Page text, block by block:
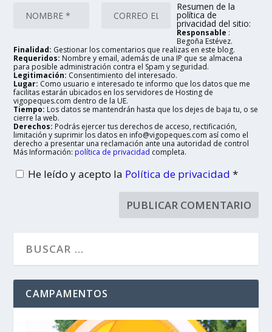
Resumen de la
política de
privacidad del sitio:
Responsable :
Begoña Estévez.
Finalidad: Gestionar los comentarios que realizas en este blog.
Requeridos: Nombre y email, además de una IP que se almacena
para posible administración contra el Spam y seguridad.
Legitimación: Consentimiento del interesado.
Lugar: Como usuario e interesado te informo que los datos que me
facilitas estarán ubicados en los servidores de Hosting de
vigopeques.com dentro de la UE.
Tiempo: Los datos se mantendrán hasta que los dejes de baja tu, o se
cierre la web.
Derechos: Podrás ejercer tus derechos de acceso, rectificación,
limitación y suprimir los datos en info@vigopeques.com así como el
derecho a presentar una reclamación ante una autoridad de control
Más Información: política de privacidad completa.
He leído y acepto la Política de privacidad*
CAMPAMENTOS